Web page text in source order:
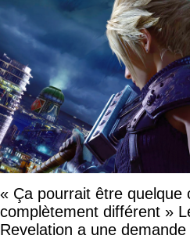
« Ça pourrait être quelque
complètement différent »
Revelation a une